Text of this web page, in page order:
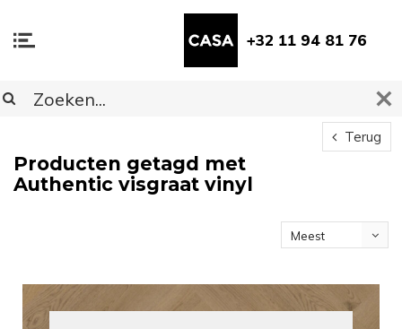
+32 11 94 81 76
Terug
Producten getagd met
Authentic visgraat vinyl
Meest